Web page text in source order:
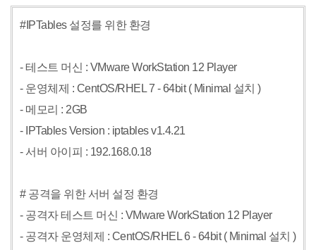
#IPTables 설정를 위한 환경
- 테스트 머신 : VMware WorkStation 12 Player
- 운영체제 : CentOS/RHEL 7 - 64bit ( Minimal 설치 )
- 메모리 : 2GB
- IPTables Version : iptables v1.4.21
- 서버 아이피 : 192.168.0.18
# 공격을 위한 서버 설정 환경
- 공격자 테스트 머신 : VMware WorkStation 12 Player
- 공격자 운영체제 : CentOS/RHEL 6 - 64bit ( Minimal 설치 )